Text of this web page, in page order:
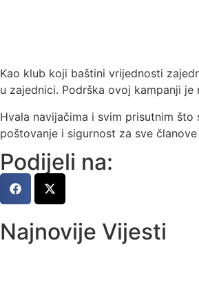
Kao klub koji baštini vrijednosti
u zajednici. Podrška ovoj kampanji
Hvala navijačima i svim prisutnim
poštovanje i sigurnost za sve
Podijeli na:
Najnovije Vijesti